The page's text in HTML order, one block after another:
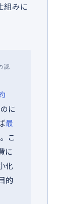
組みに
認
に
最
こ
に
化
的